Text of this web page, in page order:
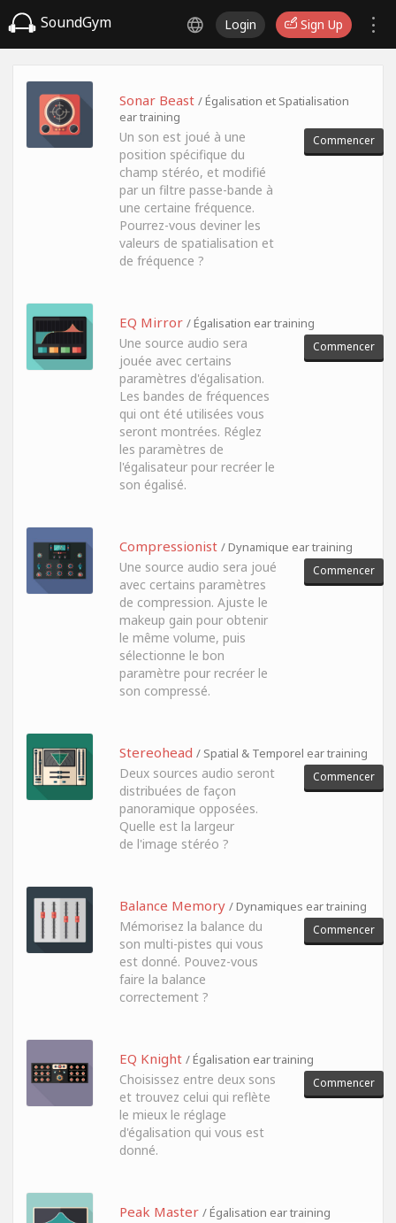
SoundGym Login Sign Up
Sonar Beast / Égalisation et Spatialisation
ear training
Un son est joué à une
position spécifique du
champ stéréo, et modifié
par un filtre passe-bande à
une certaine fréquence.
Pourrez-vous deviner les
valeurs de spatialisation et
de fréquence ?
Commencer
EQ Mirror / Égalisation ear training
Une source audio sera
jouée avec certains
paramètres d'égalisation.
Les bandes de fréquences
qui ont été utilisées vous
seront montrées. Réglez
les paramètres de
l'égalisateur pour recréer le
son égalisé.
Commencer
Compressionist / Dynamique ear training
Une source audio sera joué
avec certains paramètres
de compression. Ajuste le
makeup gain pour obtenir
le même volume, puis
sélectionne le bon
paramètre pour recréer le
son compressé.
Commencer
Stereohead / Spatial & Temporel ear training
Deux sources audio seront
distribuées de façon
panoramique opposées.
Quelle est la largeur
de l'image stéréo ?
Commencer
Balance Memory / Dynamiques ear training
Mémorisez la balance du
son multi-pistes qui vous
est donné. Pouvez-vous
faire la balance
correctement ?
Commencer
EQ Knight / Égalisation ear training
Choisissez entre deux sons
et trouvez celui qui reflète
le mieux le réglage
d'égalisation qui vous est
donné.
Commencer
Peak Master / Égalisation ear training